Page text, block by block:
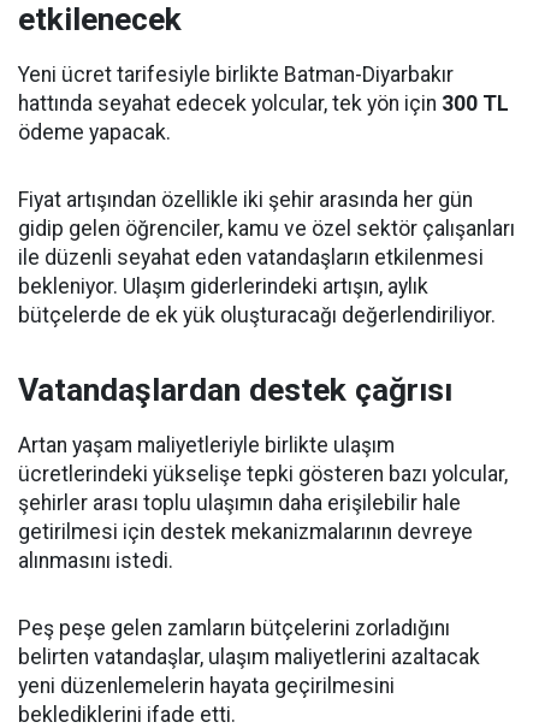
etkilenecek
Yeni ücret tarifesiyle birlikte Batman-Diyarbakır
hattında seyahat edecek yolcular, tek yön için 300 TL
ödeme yapacak.
Fiyat artışından özellikle iki şehir arasında her gün
gidip gelen öğrenciler, kamu ve özel sektör çalışanları
ile düzenli seyahat eden vatandaşların etkilenmesi
bekleniyor. Ulaşım giderlerindeki artışın, aylık
bütçelerde de ek yük oluşturacağı değerlendiriliyor.
Vatandaşlardan destek çağrısı
Artan yaşam maliyetleriyle birlikte ulaşım
ücretlerindeki yükselişe tepki gösteren bazı yolcular,
şehirler arası toplu ulaşımın daha erişilebilir hale
getirilmesi için destek mekanizmalarının devreye
alınmasını istedi.
Peş peşe gelen zamların bütçelerini zorladığını
belirten vatandaşlar, ulaşım maliyetlerini azaltacak
yeni düzenlemelerin hayata geçirilmesini
beklediklerini ifade etti.